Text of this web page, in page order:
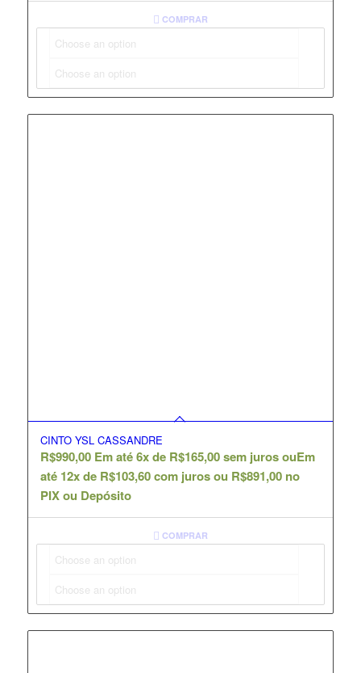
COMPRAR
CINTO YSL CASSANDRE
R$990,00 Em até 6x de R$165,00sem juros ouEm
até 12x de R$103,60com juros ou R$891,00 no
PIX ou Depósito
COMPRAR